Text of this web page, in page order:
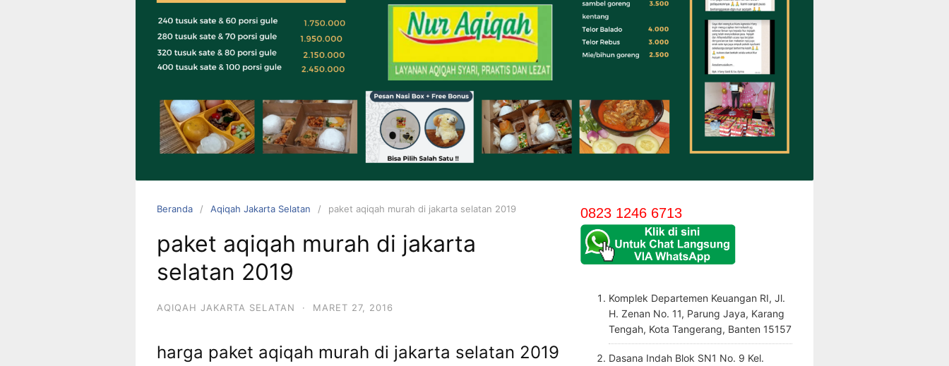
0823 1246
6713
Beranda Aqiqah Jakarta Selatan paket aqiqah murah di jakarta selatan 2019
paket aqiqah murah di jakarta
selatan 2019
AQIQAH JAKARTA SELATAN · MARET 27, 2016
harga paket aqiqah murah di jakarta selatan 2019
0823 1246 6713
Komplek Departemen Keuangan RI, Jl.
H. Zenan No. 11, Parung Jaya, Karang
Tengah, Kota Tangerang, Banten 15157
Dasana Indah Blok SN1 No. 9 Kel.